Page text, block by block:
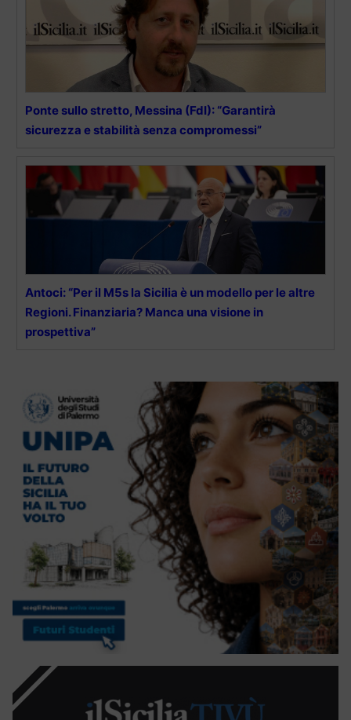
Ponte sullo stretto, Messina (FdI): “Garantirà
sicurezza e stabilità senza compromessi”
Antoci: “Per il M5s la Sicilia è un modello per le altre
Regioni. Finanziaria? Manca una visione in
prospettiva”